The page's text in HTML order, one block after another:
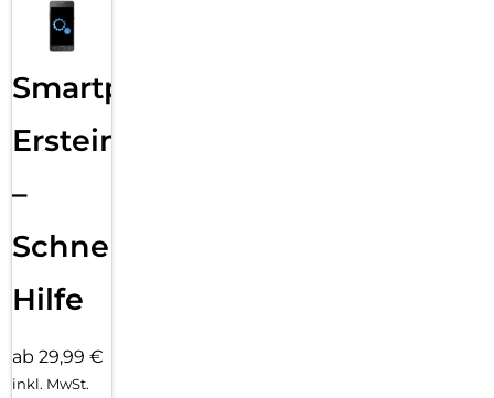
Smartphone
Ersteinrichtung
–
Schnelle
Hilfe
ab 29,99 €
inkl. MwSt.